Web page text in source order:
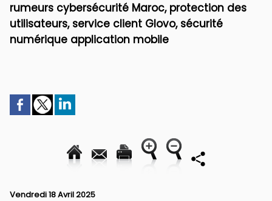
rumeurs cybersécurité Maroc, protection des
utilisateurs, service client Glovo, sécurité
numérique application mobile
Vendredi 18 Avril 2025